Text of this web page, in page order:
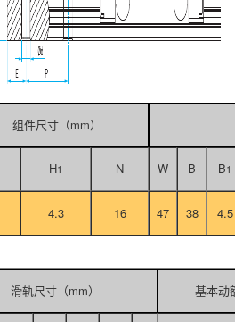
组件尺寸（mm）
H1 N W B B1
4.3 16 47 38 4.5
滑轨尺寸（mm） 基本动